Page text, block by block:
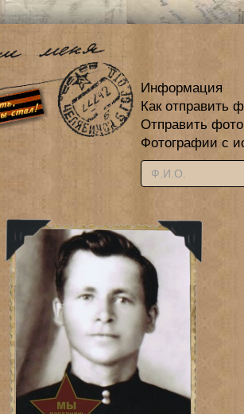
Информация
Как отправить
Отправить
Фотографии с